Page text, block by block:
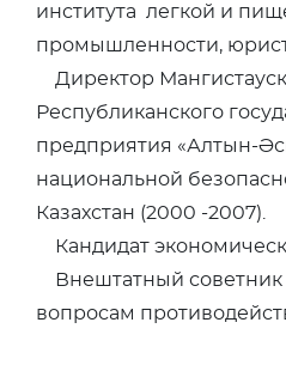
института легкой и
промышленности, юрист
Директор
Республиканского
предприятия «Алтын-
национальной
Казахстан (2000 -2007).
Кандидат
Внештатный советник
вопросам